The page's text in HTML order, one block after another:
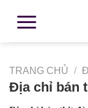
TRANG CHỦ /
Địa chỉ bán